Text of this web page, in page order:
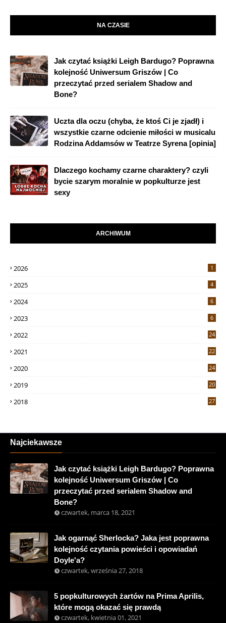
NA CZASIE
Jak czytać książki Leigh Bardugo? Poprawna
kolejność Uniwersum Griszów | Co
przeczytać przed serialem Shadow and
Bone?
Uczta dla oczu (chyba, że ktoś Ci je zjadł) i
wszystkie czarne odcienie miłości w musicalu
Rodzina Addamsów w Teatrze Syrena [opinia]
Dlaczego kochamy czarne charaktery? czyli
bycie szarym moralnie w popkulturze jest
sexy
ARCHIWUM
2026 1
2025 4
2024 6
2023 6
2022 24
2021 22
2020 24
2019 20
2018 27
Najciekawsze
Jak czytać książki Leigh Bardugo? Poprawna
kolejność Uniwersum Griszów | Co
przeczytać przed serialem Shadow and
Bone?
czwartek, marca 18, 2021
Jak ogarnąć Sherlocka? Jaka jest poprawna
kolejność czytania powieści i opowiadań
Doyle'a?
czwartek, września 27, 2018
5 popkulturowych żartów na Prima Aprilis,
które mogą okazać się prawdą
czwartek, kwietnia 01, 2021